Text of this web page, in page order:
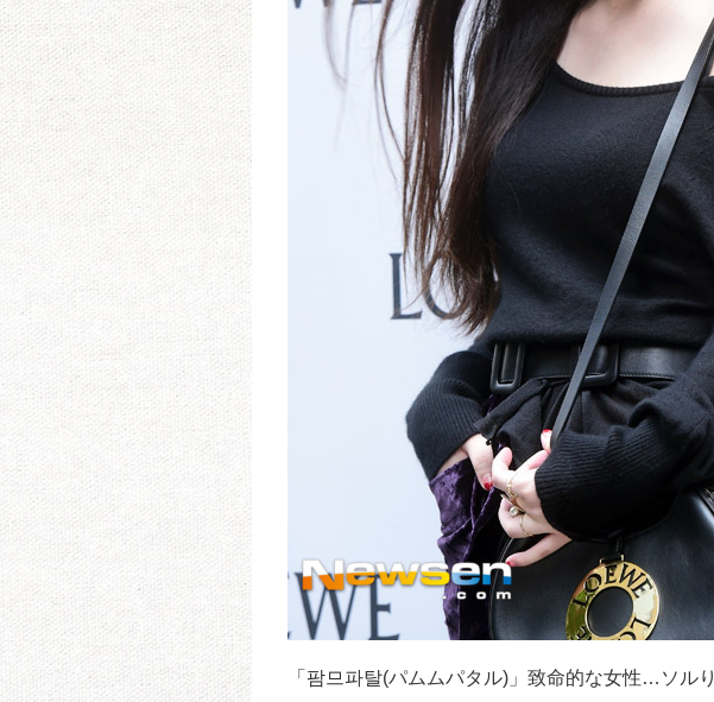
「팜므파탈(パムムパタル)」致命的な女性…ソルり